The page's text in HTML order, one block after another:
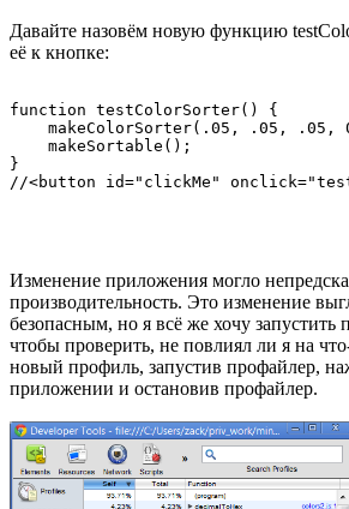
Давайте назовём новую функцию
её к кнопке:
function testColorSorter() {
makeColorSorter(.05, .05, .05,
    makeSortable();
}
Изменение приложения могло
производительность. Это изменение
безопасным, но я всё же хочу запустить
чтобы проверить, не повлиял ли я на
новый профиль, запустив профайлер,
приложении и остановив профайлер.